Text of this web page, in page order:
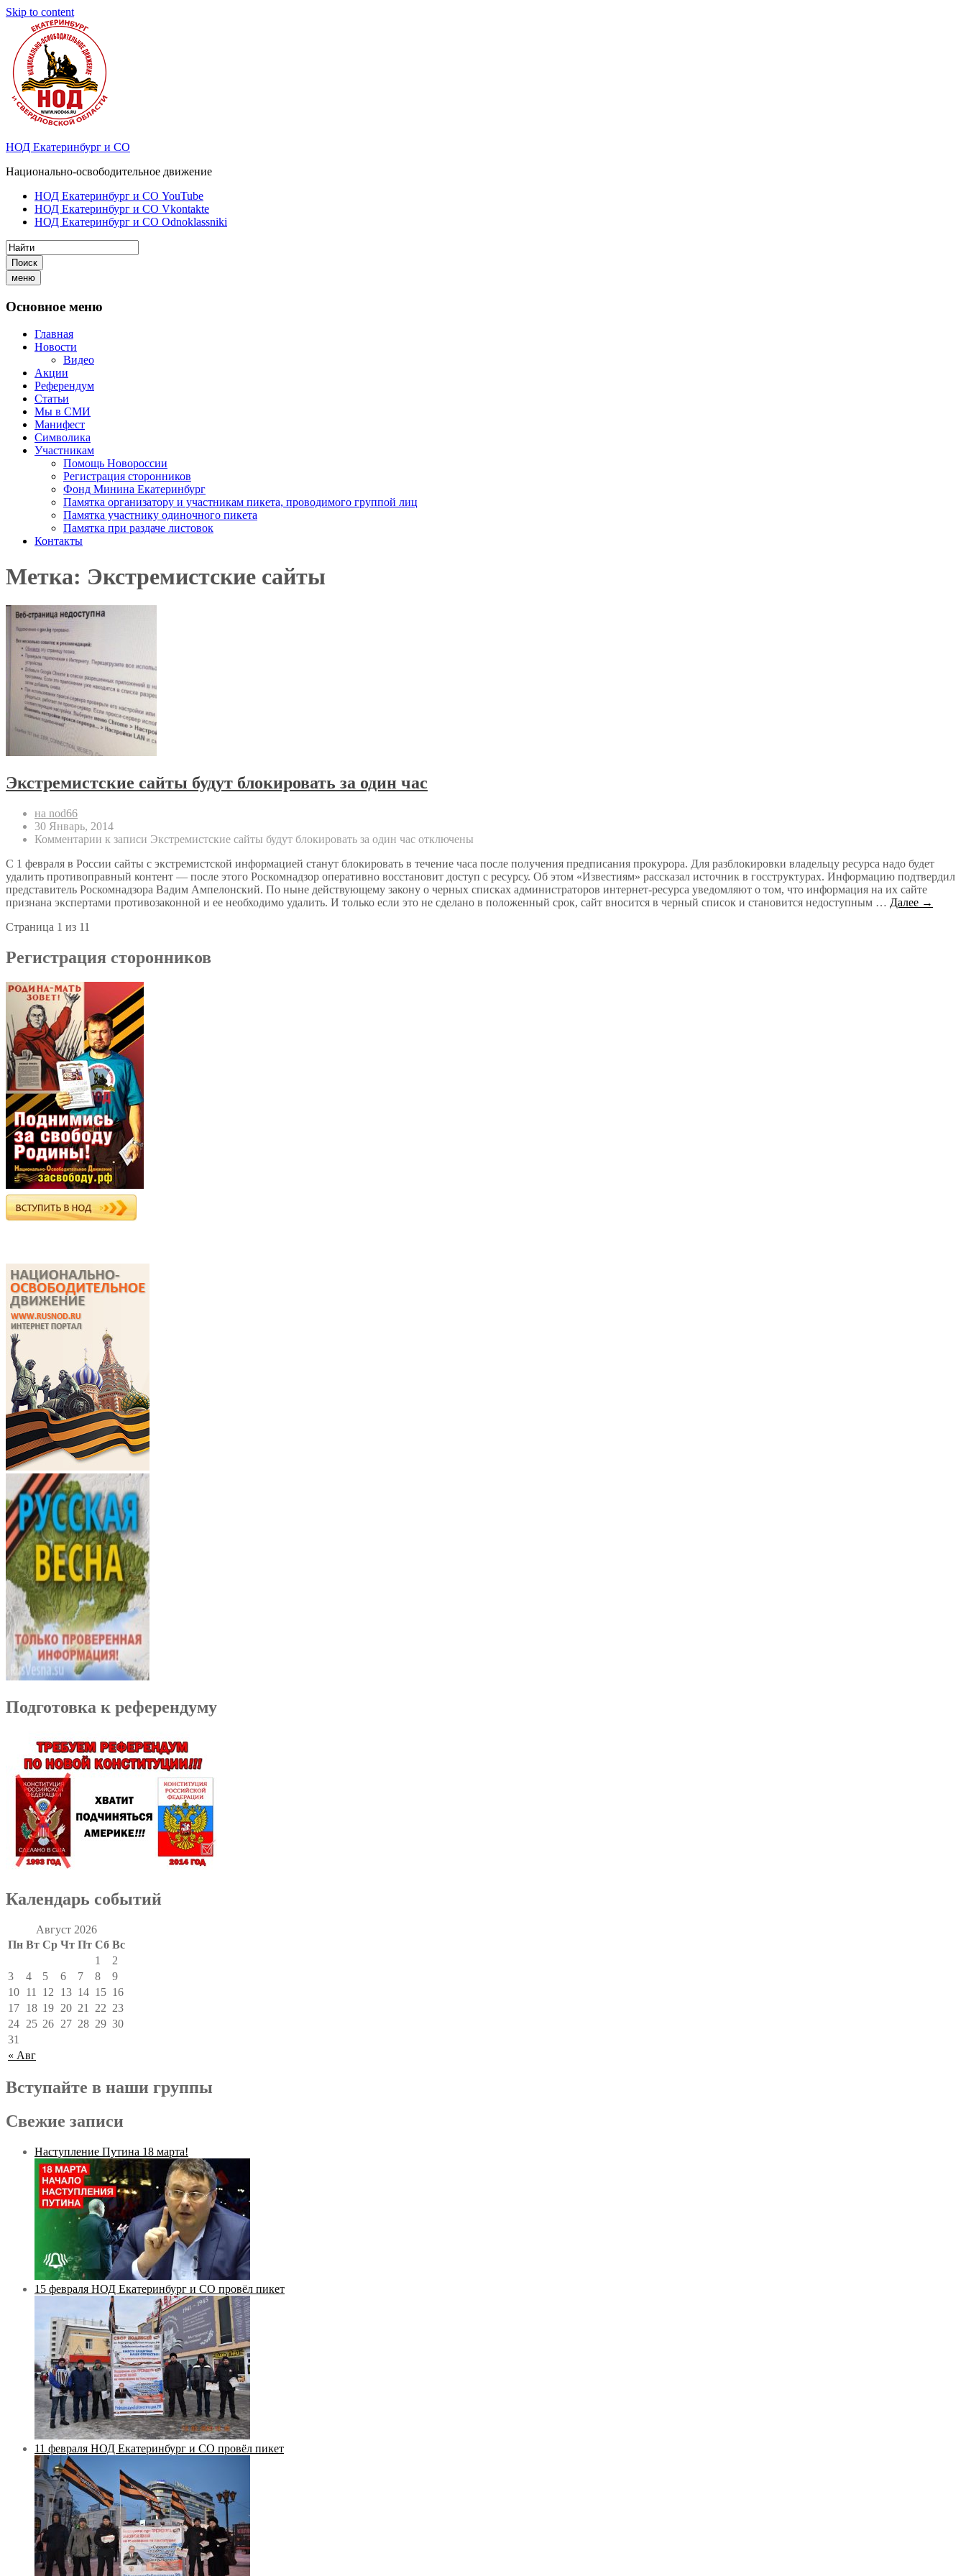
Skip to content
НОД Екатеринбург и СО
Национально-освободительное движение
НОД Екатеринбург и СО YouTube
НОД Екатеринбург и СО Vkontakte
НОД Екатеринбург и СО Odnoklassniki
Поиск
меню
Основное меню
Главная
Новости
Видео
Акции
Референдум
Статьи
Мы в СМИ
Манифест
Символика
Участникам
Помощь Новороссии
Регистрация сторонников
Фонд Минина Екатеринбург
Памятка организатору и участникам пикета, проводимого группой лиц
Памятка участнику одиночного пикета
Памятка при раздаче листовок
Контакты
Метка: Экстремистские сайты
Экстремистские сайты будут блокировать за один час
на nod66
30 Январь, 2014
Комментарии к записи Экстремистские сайты будут блокировать за один час отключены
С 1 февраля в России сайты с экстремистской информацией станут блокировать в течение часа после получения предписания прокурора. Для разблокировки владельцу ресурса надо будет
удалить противоправный контент — после этого Роскомнадзор оперативно восстановит доступ с ресурсу. Об этом «Известиям» рассказал источник в госструктурах. Информацию подтвердил
представитель Роскомнадзора Вадим Ампелонский. По ныне действующему закону о черных списках администраторов интернет-ресурса уведомляют о том, что информация на их сайте
признана экспертами противозаконной и ее необходимо удалить. И только если это не сделано в положенный срок, сайт вносится в черный список и становится недоступным … Далее →
Страница 1 из 11
Регистрация сторонников
Подготовка к референдуму
Календарь событий
Август 2026
Пн Вт Ср Чт Пт Сб Вс
« Авг
1
2
3
4 5 6 7 8
9
10 11 12 13 14 15 16
17 18 19 20 21 22 23
24 25 26 27 28 29 30
31
Вступайте в наши группы
Свежие записи
Наступление Путина 18 марта!
15 февраля НОД Екатеринбург и СО провёл пикет
11 февраля НОД Екатеринбург и СО провёл пикет